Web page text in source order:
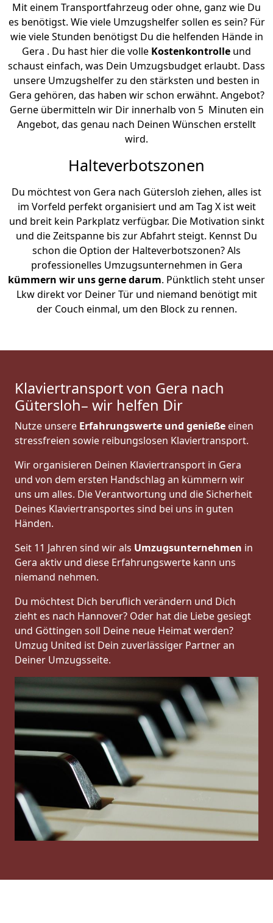
Mit einem Transportfahrzeug oder ohne, ganz wie Du
es benötigst. Wie viele Umzugshelfer sollen es sein? Für
wie viele Stunden benötigst Du die helfenden Hände in
Gera . Du hast hier die volle Kostenkontrolle und
schaust einfach, was Dein Umzugsbudget erlaubt. Dass
unsere Umzugshelfer zu den stärksten und besten in
Gera gehören, das haben wir schon erwähnt. Angebot?
Gerne übermitteln wir Dir innerhalb von 5 Minuten ein
Angebot, das genau nach Deinen Wünschen erstellt
wird.
Halteverbotszonen
Du möchtest von Gera nach Gütersloh ziehen, alles ist
im Vorfeld perfekt organisiert und am Tag X ist weit
und breit kein Parkplatz verfügbar. Die Motivation sinkt
und die Zeitspanne bis zur Abfahrt steigt. Kennst Du
schon die Option der Halteverbotszonen? Als
professionelles Umzugsunternehmen in Gera
kümmern wir uns gerne darum. Pünktlich steht unser
Lkw direkt vor Deiner Tür und niemand benötigt mit
der Couch einmal, um den Block zu rennen.
Klaviertransport von Gera nach
Gütersloh– wir helfen Dir
Nutze unsere Erfahrungswerte und genieße einen
stressfreien sowie reibungslosen Klaviertransport.
Wir organisieren Deinen Klaviertransport in Gera
und von dem ersten Handschlag an kümmern wir
uns um alles. Die Verantwortung und die Sicherheit
Deines Klaviertransportes sind bei uns in guten
Händen.
Seit 11 Jahren sind wir als Umzugsunternehmen in
Gera aktiv und diese Erfahrungswerte kann uns
niemand nehmen.
Du möchtest Dich beruflich verändern und Dich
zieht es nach Hannover? Oder hat die Liebe gesiegt
und Göttingen soll Deine neue Heimat werden?
Umzug United ist Dein zuverlässiger Partner an
Deiner Umzugsseite.